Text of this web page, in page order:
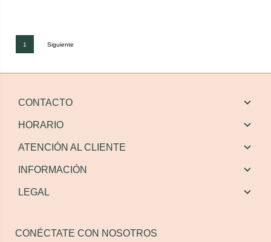
1 Siguiente
CONTACTO
HORARIO
ATENCIÓN AL CLIENTE
INFORMACIÓN
LEGAL
CONÉCTATE CON NOSOTROS